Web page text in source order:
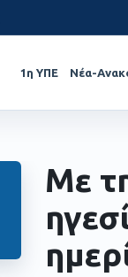
1η ΥΠΕ Νέα-
Με